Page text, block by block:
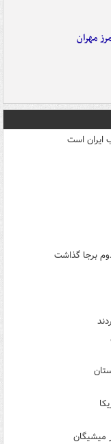
مهران
ایران است
میشیگان